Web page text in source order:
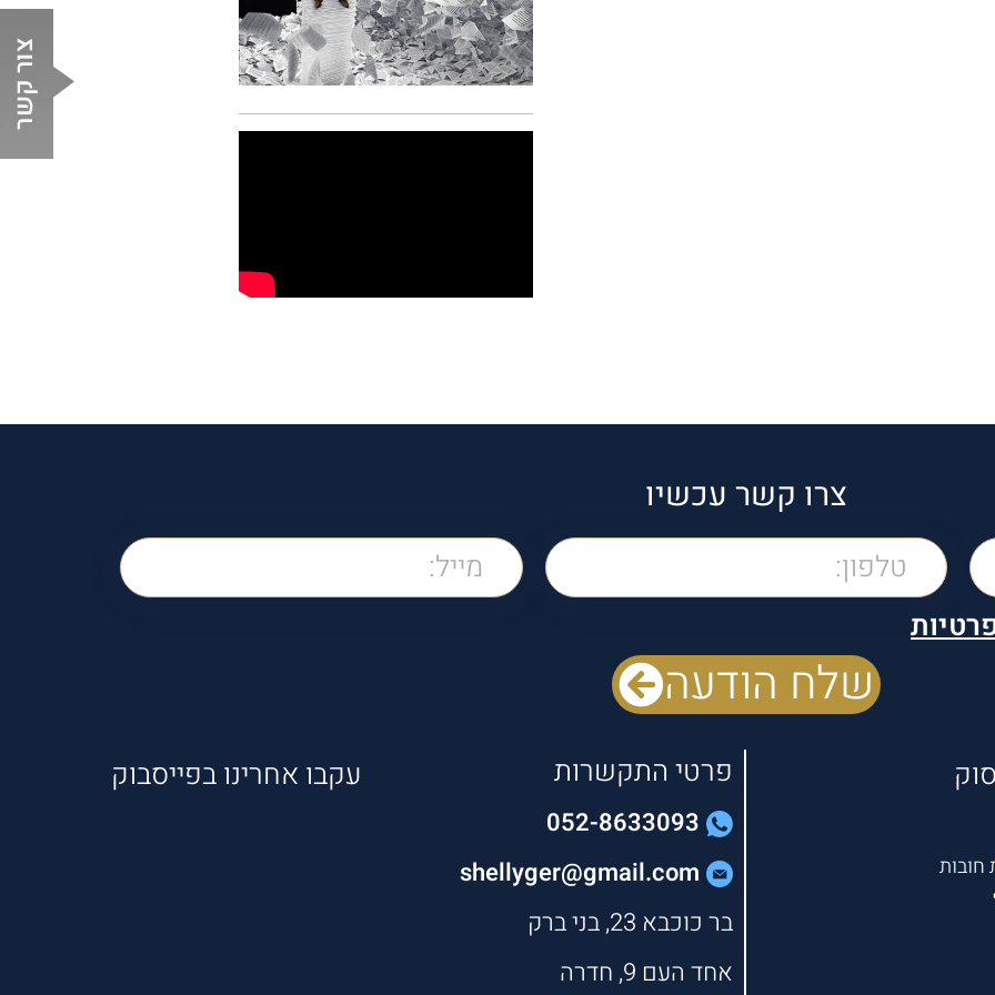
צרו קשר עכשיו
שלח הודעה
חובות
פרטי התקשרות
052-8633093
shellyger@gmail.com
בר כוכבא 23, בני ברק
אחד העם 9, חדרה
עקבו אחרינו בפייסבוק